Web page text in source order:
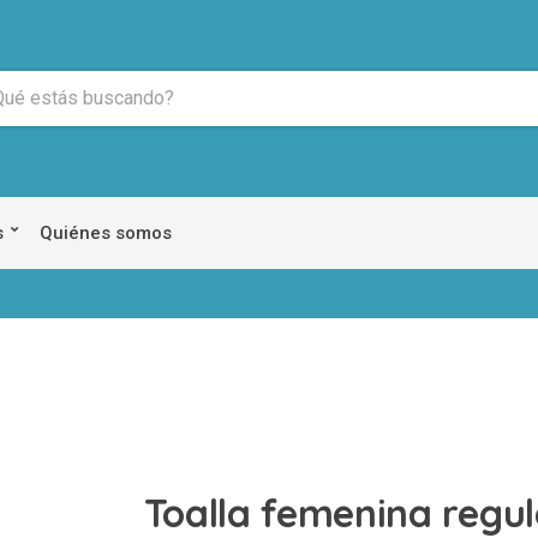
Quiénes somos
Toalla femenina